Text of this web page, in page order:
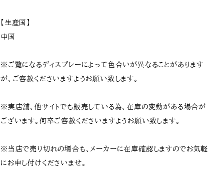
【生産国】
中国
※ご覧になるディスプレーによって色合いが異なることがあります
が、ご容赦くださいますようお願い致します。
※実店舗、他サイトでも販売している為、在庫の変動がある場合が
ございます。何卒ご容赦くださいますようお願い致します。
※当店で売り切れの場合も、メーカーに在庫確認しますのでお気軽
にお申し付けくださいませ。